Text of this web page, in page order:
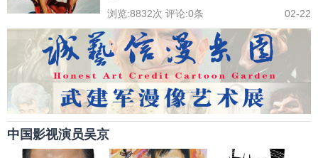
浏览:8832次 评论:0条 02-22
中国影视演员吴京